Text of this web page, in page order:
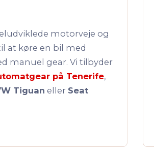
motorveje og
at køre en bil med
manuel gear. Vi tilbyder
på Tenerife,
Tiguan eller Seat